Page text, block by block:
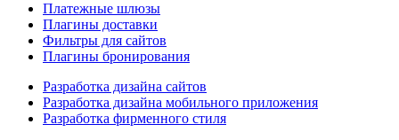
Платежные шлюзы
Плагины доставки
Фильтры для сайтов
Плагины бронирования
Разработка дизайна сайтов
Разработка дизайна мобильного приложения
Разработка фирменного стиля